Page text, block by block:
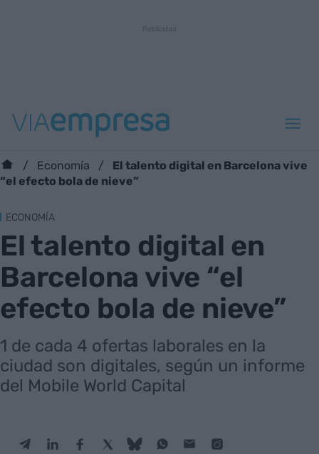
Economía
El talento digital en Barcelona vive
“el efecto bola de nieve”
ECONOMÍA
El talento digital en
Barcelona vive “el
efecto bola de nieve”
1 de cada 4 ofertas laborales en la
ciudad son digitales, según un informe
del Mobile World Capital